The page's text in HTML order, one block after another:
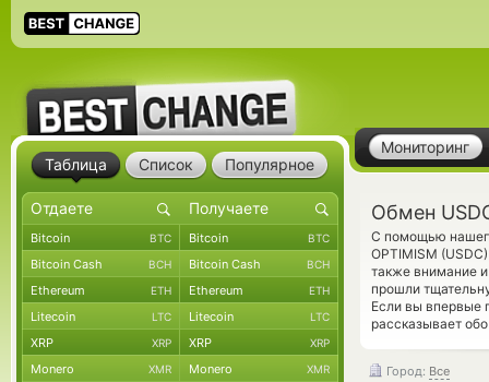
Мониторинг
Обмен
С помощью
OPTIMISM
также внимание
прошли
Если вы впервые
рассказывает
Город: Все
Таблица Список Популярное
Bitcoin BTC Bitcoin BTC
Bitcoin Cash BCH Bitcoin Cash BCH
Ethereum ETH Ethereum ETH
Litecoin LTC Litecoin LTC
XRP XRP XRP XRP
Monero XMR Monero XMR